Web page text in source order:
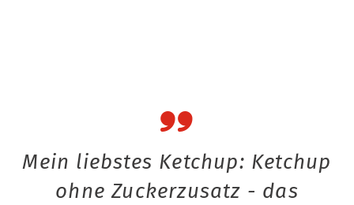
Mein liebstes Ketchup: Ketchup
ohne Zuckerzusatz - das